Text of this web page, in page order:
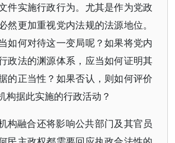
件实施行政行为。尤其是作为党政
然更加重视党内法规的法源地位。
如何对待这一变局呢？如果将党内
政法的渊源体系，应当如何证明其
的正当性？如果否认，则如何评价
构据此实施的行政活动？
构融合还将影响公共部门及其官员